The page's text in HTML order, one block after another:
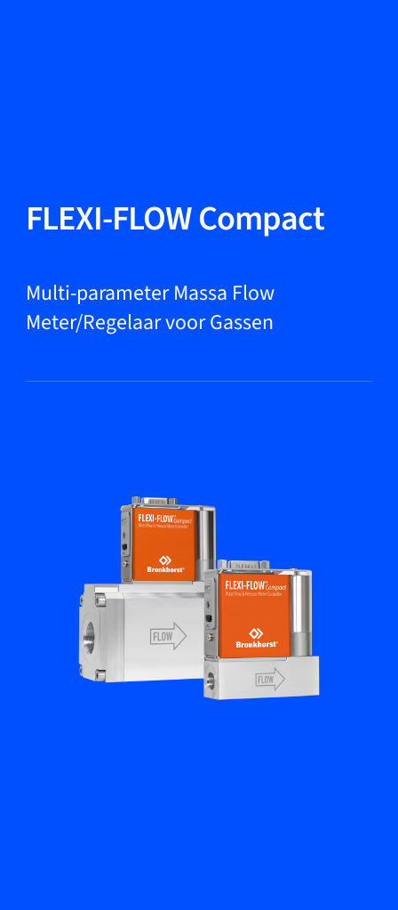
Producten
Markets
Bronkhorst
Neem contact op
FLEXI-FLOW Compact
Multi-parameter Massa Flow
Meter/Regelaar voor Gassen